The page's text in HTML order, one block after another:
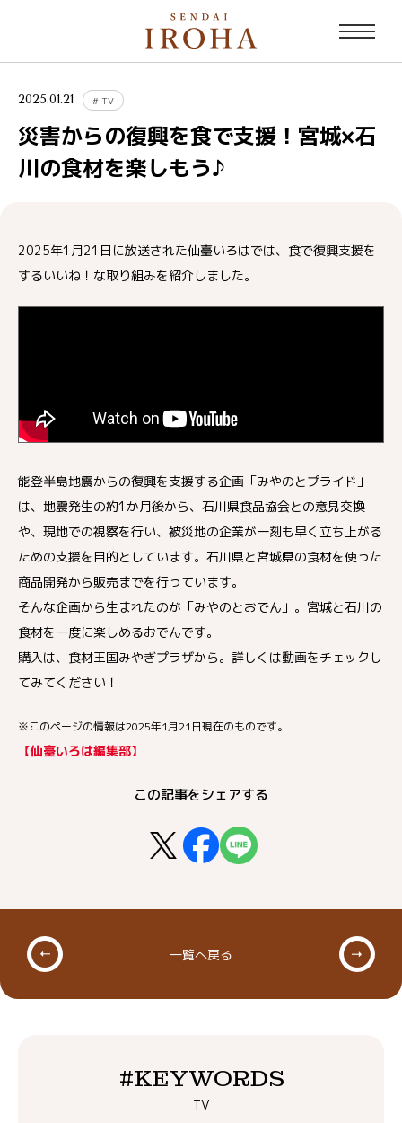
2025.01.21 # TV
災害からの復興を食で支援！宮城×石
川の食材を楽しもう♪
2025年1月21日に放送された仙臺いろはでは、食で復興支援を
するいいね！な取り組みを紹介しました。
能登半島地震からの復興を支援する企画「みやのとプライド」
は、地震発生の約1か月後から、石川県食品協会との意見交換
や、現地での視察を行い、被災地の企業が一刻も早く立ち上がる
ための支援を目的としています。石川県と宮城県の食材を使った
商品開発から販売までを行っています。
そんな企画から生まれたのが「みやのとおでん」。宮城と石川の
食材を一度に楽しめるおでんです。
購入は、食材王国みやぎプラザから。詳しくは動画をチェックし
てみてください！
※このページの情報は2025年1月21日現在のものです。
【仙臺いろは編集部】
この記事をシェアする
一覧へ戻る
#KEYWORDS
TV